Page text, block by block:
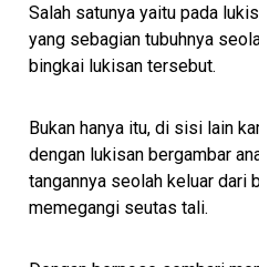
Salah satunya yaitu pada
yang sebagian tubuhnya
bingkai lukisan tersebut.
Bukan hanya itu, di sisi lain
dengan lukisan bergambar
tangannya seolah keluar dari
memegangi seutas tali.